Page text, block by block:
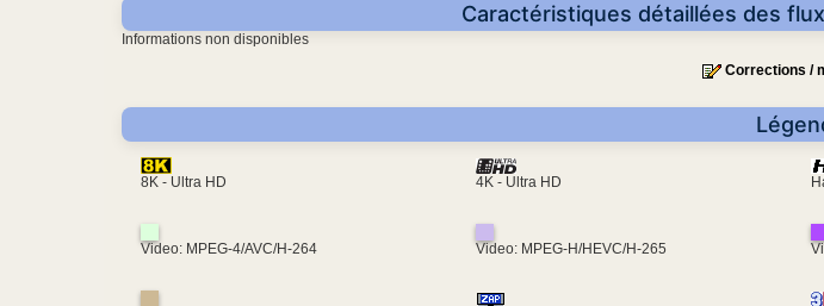
Caractéristiques détaillées des
Informations non disponibles
Corrections /
8K - Ultra HD 4K - Ultra HD
Video: MPEG-4/AVC/H-264 Video: MPEG-H/HEVC/H-265